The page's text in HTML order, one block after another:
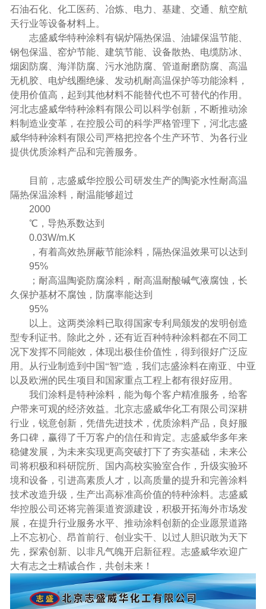
石油石化、化工医药、冶炼、电力、基建、交通、航空航
天行业等设备材料上。
志盛威华特种涂料有锅炉隔热保温、油罐保温节能、
钢包保温、窑炉节能、建筑节能、设备散热、电缆防冰、
烟囱防腐、海洋防腐、污水池防腐、管道耐磨防腐、高温
无机胶、电炉线圈绝缘、发动机耐高温保护等功能涂料，
使用价值高，起到其他材料不能替代也不可替代的作用。
河北志盛威华特种涂料有限公司以科学创新，不断推动涂
料制造业变革，在控股公司的科学严格管理下，河北志盛
威华特种涂料有限公司严格把控各个生产环节、为各行业
提供优质涂料产品和完善服务。
目前，志盛威华控股公司研发生产的陶瓷水性耐高温
隔热保温涂料，耐温能够超过
2000
℃，导热系数达到
0.03W/m.K
，有着高效热屏蔽节能涂料，隔热保温效果可以达到
95%
；耐高温陶瓷防腐涂料，耐高温耐酸碱气液腐蚀，长
久保护基材不腐蚀，防腐率能达到
95%
以上。这两类涂料已取得国家专利局颁发的发明创造
型专利证书。除此之外，还有近百种特种涂料都在不同工
况下发挥不同能效，体现出极佳价值性，得到很好广泛应
用。从行业制造到中国“智”造，我们志盛涂料在南亚、中亚
以及欧洲的民生项目和国家重点工程上都有很好应用。
我们涂料是特种涂料，能为每个客户精准服务，给客
户带来可观的经济效益。北京志盛威华化工有限公司深耕
行业，锐意创新，凭借先进技术，优质涂料产品，良好服
务口碑，赢得了千万客户的信任和肯定。志盛威华多年来
稳健发展，为未来实现更高突破打下了夯实基础，未来公
司将积极和科研院所、国内高校实验室合作，升级实验环
境和设备，引进高素质人才，以高质量的提升和完善涂料
技术改造升级，生产出高标准高价值的特种涂料。志盛威
华控股公司还将完善渠道资源建设，积极开拓海外市场发
展，在提升行业服务水平、推动涂料创新的企业愿景道路
上不忘初心、昂首前行、创业实干、以过人胆识敢为天下
先，探索创新、以非凡气魄开启新征程。志盛威华欢迎广
大有志之士精诚合作，共创未来！